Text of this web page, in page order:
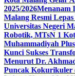
2025/2026Menanam
Malang Resmi
Universitas Negeri
Robotik, MTsN 1
Muhammadiyah
Kunci Sukses
Menurut Dr.
Puncak Kokurikuler